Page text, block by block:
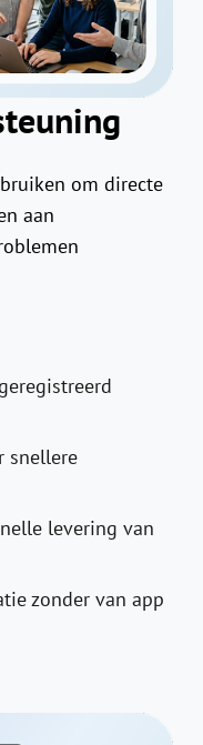
om directe
aan
snellere
levering van
zonder van app